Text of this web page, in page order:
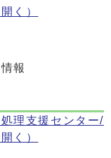
く）
報
理支援センター/
く）